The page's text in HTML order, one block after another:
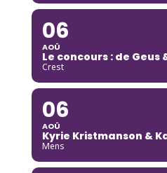
06
AOÛ
Le concours : de Geus
Crest
06
AOÛ
Kyrie Kristmanson &
Mens